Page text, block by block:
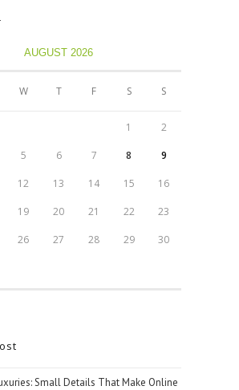
AUGUST 2026
W T F S S
1 2
5 6 7 8 9
12 13 14 15 16
19 20 21 22 23
26 27 28 29 30
Small Details That Make Online